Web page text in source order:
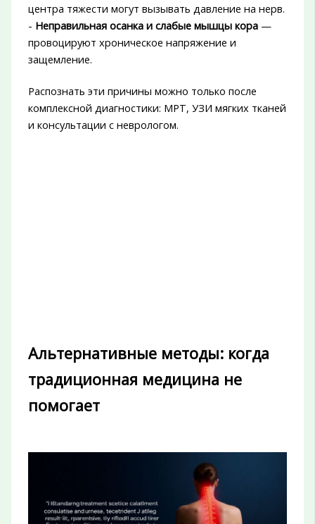
центра тяжести могут вызывать давление на нерв.
- Неправильная осанка и слабые мышцы кора—
провоцируют хроническое напряжение и
защемление.
Распознать эти причины можно только после
комплексной диагностики: МРТ, УЗИ мягких тканей
и консультации с неврологом.
Альтернативные методы: когда
традиционная медицина не
помогает